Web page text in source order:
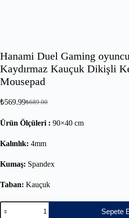
Hanami Duel Gaming
Kaydırmaz Kauçuk Dikişli
Mousepad
₺689.00
₺569.99
Ürün Ölçüleri : 90×40 cm
Kalınlık: 4mm
Kumaş: Spandex
Taban: Kauçuk
Sepete